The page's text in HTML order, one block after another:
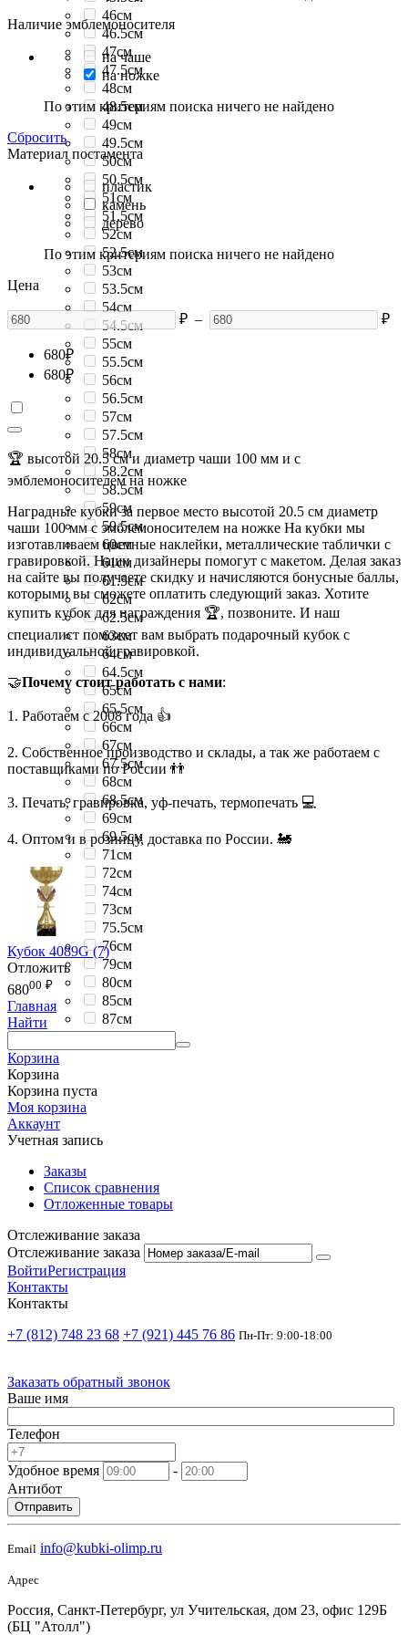
46см
46.5см
47см
47.5см
48см
48.5см
49см
49.5см
50см
50.5см
51см
51.5см
52см
52.5см
53см
53.5см
54см
54.5см
55см
55.5см
56см
56.5см
57см
57.5см
58см
58.2см
58.5см
59см
59.5см
60см
61см
61.5см
62см
62.5см
63см
64см
64.5см
65см
65.5см
66см
67см
67.5см
68см
68.5см
69см
69.5см
71см
72см
74см
73см
75.5см
76см
79см
80см
85см
87см
Наличие эмблемоносителя
на чаше
на ножке
По этим критериям поиска ничего не найдено
Сбросить
Материал постамента
пластик
камень
дерево
По этим критериям поиска ничего не найдено
Цена
₽ – ₽
680₽
680₽
🏆 высотой 20.5 см и диаметр чаши 100 мм и с
эмблемоносителем на ножке
Наградные кубки за первое место высотой 20.5 см диаметр
чаши 100 мм с эмблемоносителем на ножке На кубки мы
изготавливаем цветные наклейки, металлические таблички с
гравировкой. Наши дизайнеры помогут с макетом. Делая заказ
на сайте вы получаете скидку и начисляются бонусные баллы,
которыми вы сможете оплатить следующий заказ. Хотите
купить кубок для награждения 🏆, позвоните. И наш
специалист поможет вам выбрать подарочный кубок с
индивидуальной гравировкой.
🤝Почему стоит работать с нами:
1. Работаем с 2008 года 👍
2. Собственное производство и склады, а так же работаем с
поставщиками по России 👬
3. Печать, гравировка, уф-печать, термопечать 💻
4. Оптом и в розницу, доставка по России. 🚂
Кубок 4089G (7)
Отложить
68000 ₽
Главная
Найти
Корзина
Корзина
Корзина пуста
Моя корзина
Аккаунт
Учетная запись
Заказы
Список сравнения
Отложенные товары
Отслеживание заказа
Отслеживание заказа
ВойтиРегистрация
Контакты
Контакты
+7 (812) 748 23 68 +7 (921) 445 76 86 Пн-Пт: 9:00-18:00
Заказать обратный звонок
Ваше имя
Телефон
Удобное время
-
Антибот
Отправить
Email info@kubki-olimp.ru
Адрес
Россия, Санкт-Петербург, ул Учительская, дом 23, офис 129Б
(БЦ "Атолл")